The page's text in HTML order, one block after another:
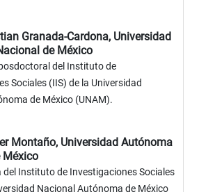
Granada-Cardona, Universidad
de México
del Instituto de
Sociales (IIS) de la Universidad
de México (UNAM).
Montaño, Universidad Autónoma
México
Instituto de Investigaciones Sociales
Nacional Autónoma de México